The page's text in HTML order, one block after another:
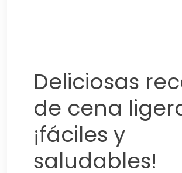
Deliciosas
de cena
¡fáciles y
saludables!